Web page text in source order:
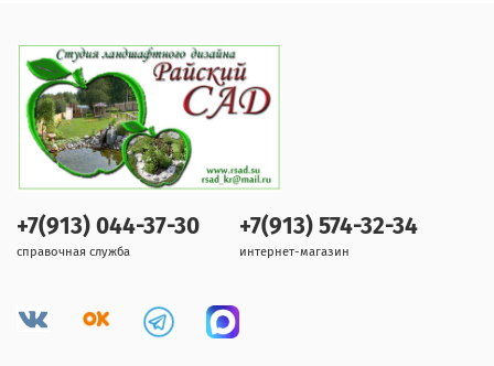
+7(913) 044-37-30
справочная служба
+7(913) 574-32-34
интернет-магазин